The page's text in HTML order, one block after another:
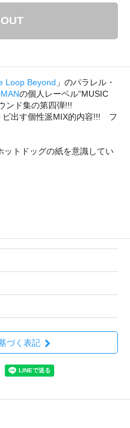
Loop Beyond 」のパラレル・
の個人レーベル“MUSIC
ンド集の第四弾!!!
ビ出す個性派MIX的内容!!! フ
ットドッグの紙を意識してい
づく表記